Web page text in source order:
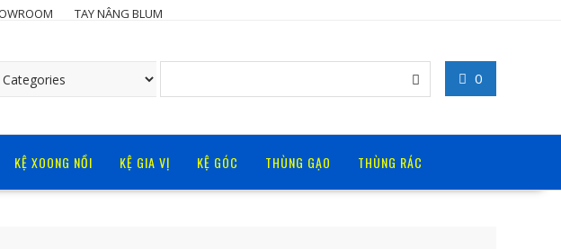
TAY NÂNG BLUM
0
KỆ XOONG NỒI KỆ GIA VỊ KỆ GÓC THÙNG GẠO THÙNG RÁC